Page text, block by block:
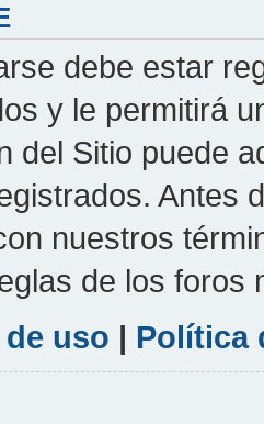
debe estar
y le permitirá
del Sitio puede
Antes
nuestros
de los foros
uso | Política